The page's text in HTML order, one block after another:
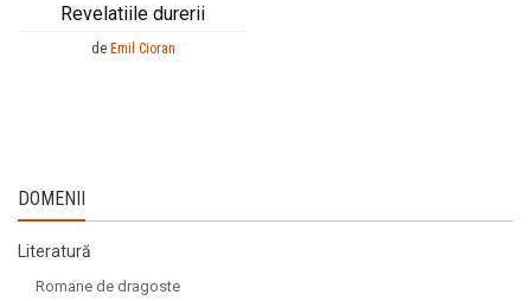
Revelatiile durerii
de Emil Cioran
DOMENII
Literatură
Romane de dragoste